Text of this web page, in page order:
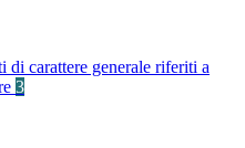
di carattere generale riferiti a
3